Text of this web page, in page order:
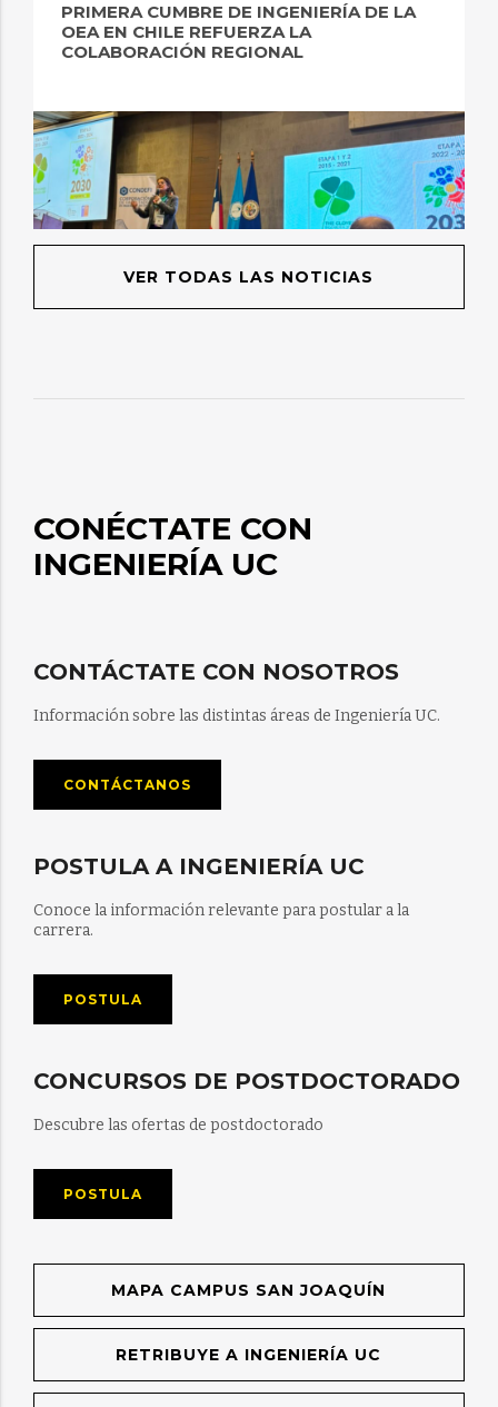
PRIMERA CUMBRE DE INGENIERÍA DE LA
OEA EN CHILE REFUERZA LA
COLABORACIÓN REGIONAL
VER TODAS LAS NOTICIAS
CONÉCTATE CON
INGENIERÍA UC
CONTÁCTATE CON NOSOTROS
Información sobre las distintas áreas de Ingeniería UC.
CONTÁCTANOS
POSTULA A INGENIERÍA UC
Conoce la información relevante para postular a la
carrera.
POSTULA
CONCURSOS DE POSTDOCTORADO
Descubre las ofertas de postdoctorado
POSTULA
MAPA CAMPUS SAN JOAQUÍN
RETRIBUYE A INGENIERÍA UC